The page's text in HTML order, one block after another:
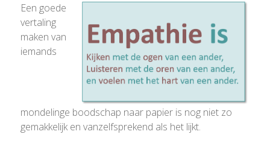
Een goede
vertaling
maken van
iemands
mondelinge boodschap naar papier is nog niet zo
gemakkelijk en vanzelfsprekend als het lijkt.